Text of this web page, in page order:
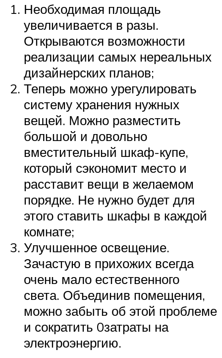
Необходимая площадь
увеличивается в разы.
Открываются возможности
реализации самых нереальных
дизайнерских планов;
Теперь можно урегулировать
систему хранения нужных
вещей. Можно разместить
большой и довольно
вместительный шкаф-купе,
который сэкономит место и
расставит вещи в желаемом
порядке. Не нужно будет для
этого ставить шкафы в каждой
комнате;
Улучшенное освещение.
Зачастую в прихожих всегда
очень мало естественного
света. Объединив помещения,
можно забыть об этой проблеме
и сократить 0затраты на
электроэнергию.